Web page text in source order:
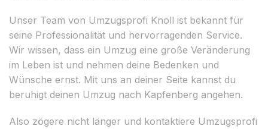
Unser Team von Umzugsprofi Knoll ist bekannt für
seine Professionalität und hervorragenden Service.
Wir wissen, dass ein Umzug eine große Veränderung
im Leben ist und nehmen deine Bedenken und
Wünsche ernst. Mit uns an deiner Seite kannst du
beruhigt deinen Umzug nach Kapfenberg angehen.
Also zögere nicht länger und kontaktiere Umzugsprofi